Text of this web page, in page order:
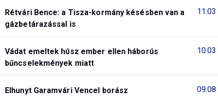
11:03
Rétvári Bence: a Tisza-kormány késésben van a
gázbetárazással is
10:03
Vádat emeltek húsz ember ellen háborús
bűncselekmények miatt
09:08
Elhunyt Garamvári Vencel borász